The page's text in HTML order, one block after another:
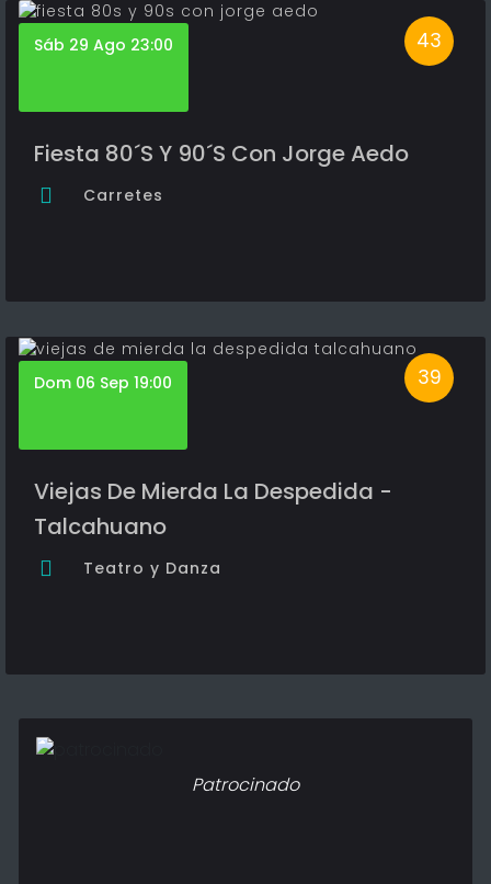
43
Sáb 29 Ago 23:00
Fiesta 80´S Y 90´S Con Jorge Aedo
Carretes
39
Dom 06 Sep 19:00
Viejas De Mierda La Despedida -
Talcahuano
Teatro y Danza
Patrocinado